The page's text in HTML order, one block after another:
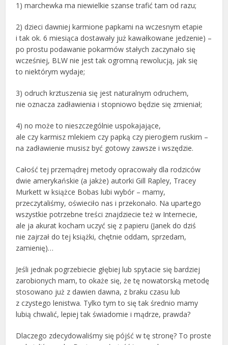
1) marchewka ma niewielkie szanse trafić tam od razu;
2) dzieci dawniej karmione papkami na wczesnym etapie
i tak ok. 6 miesiąca dostawały już kawałkowane jedzenie) –
po prostu podawanie pokarmów stałych zaczynało się
wcześniej, BLW nie jest tak ogromną rewolucją, jak się
to niektórym wydaje;
3) odruch krztuszenia się jest naturalnym odruchem,
nie oznacza zadławienia i stopniowo będzie się zmieniał;
4) no może to nieszczególnie uspokajające,
ale czy karmisz mlekiem czy papką czy pierogiem ruskim –
na zadławienie musisz być gotowy zawsze i wszędzie.
Całość tej przemądrej metody opracowały dla rodziców
dwie amerykańskie (a jakże) autorki Gill Rapley, Tracey
Murkett w książce Bobas lubi wybór – mamy,
przeczytaliśmy, oświeciło nas i przekonało. Na upartego
wszystkie potrzebne treści znajdziecie też w Internecie,
ale ja akurat kocham uczyć się z papieru (Janek do dziś
nie zajrzał do tej książki, chętnie oddam, sprzedam,
zamienię)…
Jeśli jednak pogrzebiecie głębiej lub spytacie się bardziej
zarobionych mam, to okaże się, że tę nowatorską metodę
stosowano już z dawien dawna, z braku czasu lub
z czystego lenistwa. Tylko tym to się tak średnio mamy
lubią chwalić, lepiej tak świadomie i mądrze, prawda?
Dlaczego zdecydowaliśmy się pójść w tę stronę? To proste